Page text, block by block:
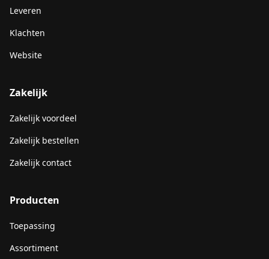
Leveren
Klachten
Website
Zakelijk
Zakelijk voordeel
Zakelijk bestellen
Zakelijk contact
Producten
Toepassing
Assortiment